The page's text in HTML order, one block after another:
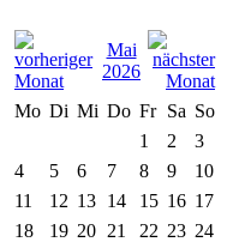
Mai
2026
Mo Di Mi Do Fr Sa So
1
2
3
4
5 6 7 8 9
10
11
12 13 14 15 16 17
18
19 20 21 22 23 24